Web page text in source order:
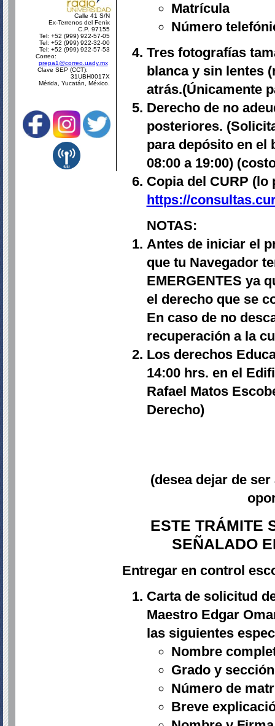
Calle 41 S/N
Ex-Terrenos del Fenix
C.P. 97155
Tel: +52 (999) 922-57-05
Tel: +52 (999) 922-32-00
Tel: +52 (999) 922-57-53
Correo:
prepa1@correo.uady.mx
Clave SEP (CCT):
31UBH0017X
Mérida, Yucatán, México.
Matrícula
Número
Tres fotografías
blanca y sin lentes
atrás.(Únicamente
Derecho de no
posteriores.
para depósito en el
08:00 a 19:00)
Copia del CURP (lo
https://
NOTAS:
Antes de iniciar el
que tu Navegador
EMERGENTES ya
el derecho que se
En caso de no
recuperación a la
Los derechos
14:00 hrs. en el
Rafael Matos
Derecho)
(desea dejar de
ESTE TRÁMITE
SEÑALADO
Entregar en control
Carta de solicitud
Maestro Edgar
las siguientes
Nombre
Grado y
Número de
Breve